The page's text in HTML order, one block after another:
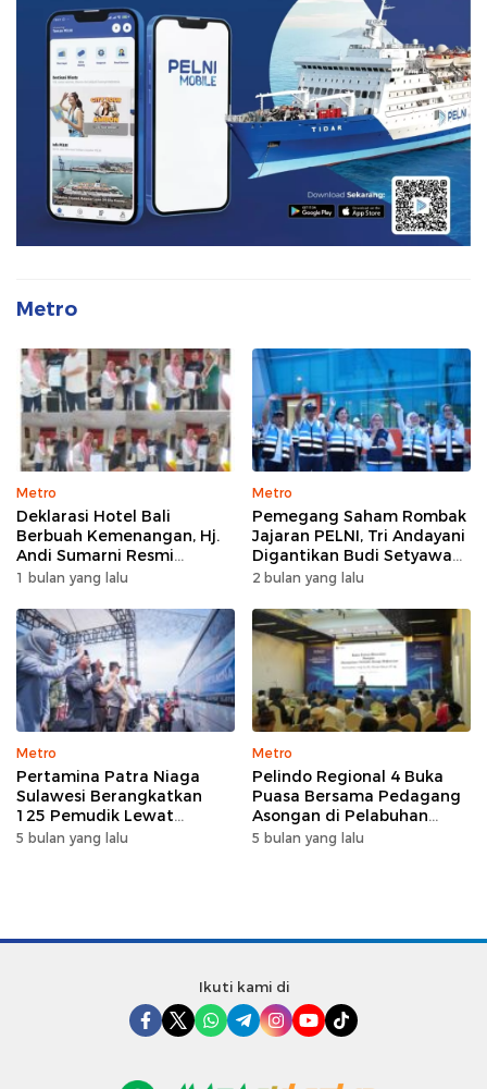
Metro
Metro
Deklarasi Hotel Bali
Berbuah Kemenangan, Hj.
Andi Sumarni Resmi
Nahkodai DPW FK PKBM
1 bulan yang lalu
Metro
Pemegang Saham Rombak
Jajaran PELNI, Tri Andayani
Digantikan Budi Setyawan
Wijaya sebagai Dirut
2 bulan yang lalu
Metro
Pertamina Patra Niaga
Sulawesi Berangkatkan
125 Pemudik Lewat
Program Mudik Gratis
5 bulan yang lalu
Metro
Pelindo Regional 4 Buka
Puasa Bersama Pedagang
Asongan di Pelabuhan
Makassar, Perkuat
5 bulan yang lalu
Ikuti kami di